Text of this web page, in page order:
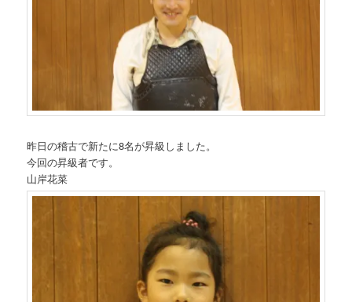
昨日の稽古で新たに8名が昇級しました。
今回の昇級者です。
山岸花菜